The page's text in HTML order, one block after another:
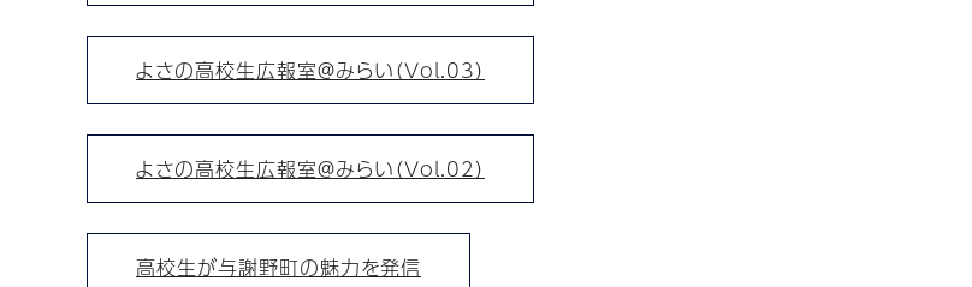
よさの高校生広報室＠みらい（Vol.03）
よさの高校生広報室＠みらい（Vol.02）
高校生が与謝野町の魅力を発信